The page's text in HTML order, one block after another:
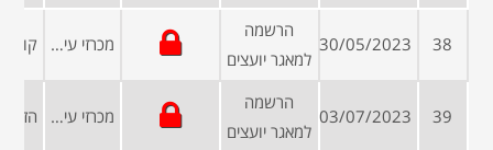
38
30/05/2023
הרשמה
למאגר יועצים
מכרזי עיריות ומועצות
39
03/07/2023
הרשמה
למאגר יועצים
מכרזי עיריות ומועצות